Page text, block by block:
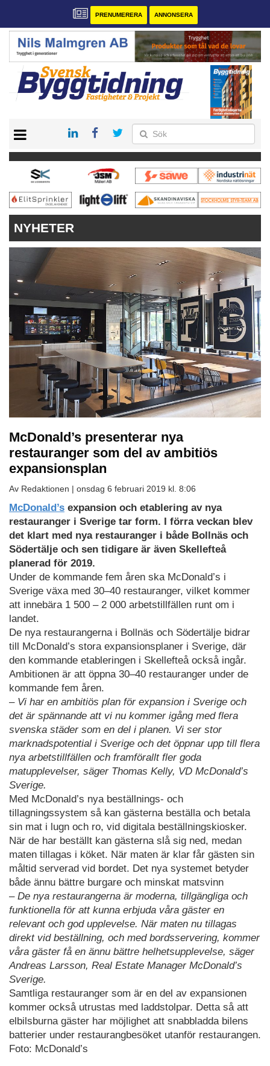
PRENUMERERA ANNONSERA
PRENUMERERA
VÅRA ANDRA MAGASIN
ANNONSERA
KONTAKT
NYHETER
McDonald’s presenterar nya
restauranger som del av ambitiös
expansionsplan
Av Redaktionen | onsdag 6 februari 2019 kl. 8:06
McDonald’s expansion och etablering av nya
restauranger i Sverige tar form. I förra veckan blev
det klart med nya restauranger i både Bollnäs och
Södertälje och sen tidigare är även Skellefteå
planerad för 2019.
Under de kommande fem åren ska McDonald’s i
Sverige växa med 30–40 restauranger, vilket kommer
att innebära 1 500 – 2 000 arbetstillfällen runt om i
landet.
De nya restaurangerna i Bollnäs och Södertälje bidrar
till McDonald’s stora expansionsplaner i Sverige, där
den kommande etableringen i Skellefteå också ingår.
Ambitionen är att öppna 30–40 restauranger under de
kommande fem åren.
– Vi har en ambitiös plan för expansion i Sverige och
det är spännande att vi nu kommer igång med flera
svenska städer som en del i planen. Vi ser stor
marknadspotential i Sverige och det öppnar upp till flera
nya arbetstillfällen och framförallt fler goda
matupplevelser, säger Thomas Kelly, VD McDonald’s
Sverige.
Med McDonald’s nya beställnings- och
tillagningssystem så kan gästerna beställa och betala
sin mat i lugn och ro, vid digitala beställningskiosker.
När de har beställt kan gästerna slå sig ned, medan
maten tillagas i köket. När maten är klar får gästen sin
måltid serverad vid bordet. Det nya systemet betyder
både ännu bättre burgare och minskat matsvinn
– De nya restaurangerna är moderna, tillgängliga och
funktionella för att kunna erbjuda våra gäster en
relevant och god upplevelse. När maten nu tillagas
direkt vid beställning, och med bordsservering, kommer
våra gäster få en ännu bättre helhetsupplevelse, säger
Andreas Larsson, Real Estate Manager McDonald’s
Sverige.
Samtliga restauranger som är en del av expansionen
kommer också utrustas med laddstolpar. Detta så att
elbilsburna gäster har möjlighet att snabbladda bilens
batterier under restaurangbesöket utanför restaurangen.
Foto: McDonald’s